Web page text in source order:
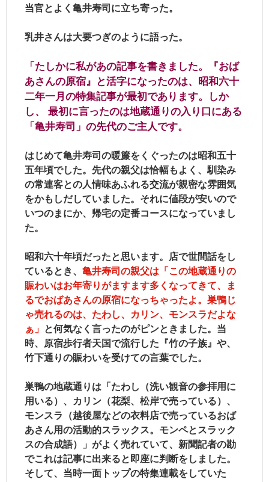
当官とよく亀井寿司に立ち寄った。
乳井さんは大要つぎのように語った。
「たしかに私があの記事を書きました。『おば
あさんの原宿』と活字になったのは、昭和六十
二年一月の特集記事が最初であります。しか
し、 最初に言ったのは地蔵通りの入り口にある
「亀井寿司」の先代のご主人です。
はじめて亀井寿司の暖簾をくぐったのは昭和五十
五年頃でした。先代の親父は恰幅もよく、馴染み
の常連客との人情味あふれる交流が親密な雰囲気
をかもしだしていました。それに値段が安いので
いつのまにか、帰宅の定番コースになっていまし
た。
昭和六十年頃だったと思います。店で世間話をし
ているとき、 亀井寿司の親父は「この地蔵通りの
賑わいはお年寄りがますます多くなってきて、ま
るでおばあさんの原宿になっちゃったよ。巣鴨じ
ゃ売れるのは、たわし、カリン、モンスラだよな
ぁ」 と何気なく言ったのがピンときました。当
時、原宿歩行者天国で流行した『竹の子族』や、
竹下通りの賑わいを受けての言葉でした。
巣鴨の地蔵通りは「たわし（洗い観音の参拝用に
用いる）、カリン（花梨、松岸で売っている）、
モンスラ（越後屋などの衣料店で売っているおば
あさん用の活動的スラックス。モンペとスラック
スの合成語）」がよく売れていて、新聞記者の勘
でこれは記事に出来ると即座に判断をしました。
そして、当時一面トップの特集連載をしていた